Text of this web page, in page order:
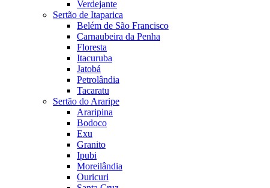
Verdejante
Sertão de Itaparica
Belém de São Francisco
Carnaubeira da Penha
Floresta
Itacuruba
Jatobá
Petrolândia
Tacaratu
Sertão do Araripe
Araripina
Bodoco
Exu
Granito
Ipubi
Moreilândia
Ouricuri